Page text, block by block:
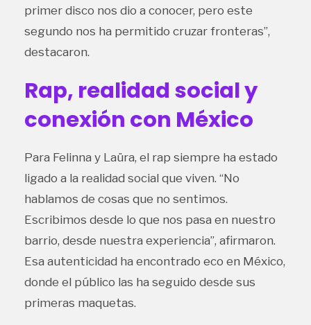
primer disco nos dio a conocer, pero este
segundo nos ha permitido cruzar fronteras”,
destacaron.
Rap, realidad social y
conexión con México
Para Felinna y Laüra, el rap siempre ha estado
ligado a la realidad social que viven. “No
hablamos de cosas que no sentimos.
Escribimos desde lo que nos pasa en nuestro
barrio, desde nuestra experiencia”, afirmaron.
Esa autenticidad ha encontrado eco en México,
donde el público las ha seguido desde sus
primeras maquetas.